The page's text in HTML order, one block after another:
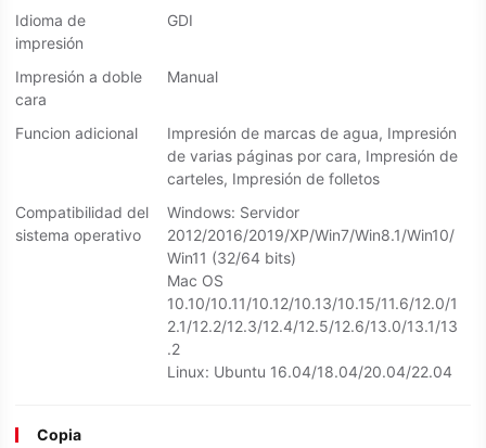
Idioma de
impresión
GDI
Impresión a doble
cara
Manual
Funcion adicional
Impresión de marcas de agua, Impresión
de varias páginas por cara, Impresión de
carteles, Impresión de folletos
Compatibilidad del
sistema operativo
Windows: Servidor
2012/2016/2019/XP/Win7/Win8.1/Win10/
Win11 (32/64 bits)
Mac OS
10.10/10.11/10.12/10.13/10.15/11.6/12.0/1
2.1/12.2/12.3/12.4/12.5/12.6/13.0/13.1/13
.2
Linux: Ubuntu 16.04/18.04/20.04/22.04
Copia